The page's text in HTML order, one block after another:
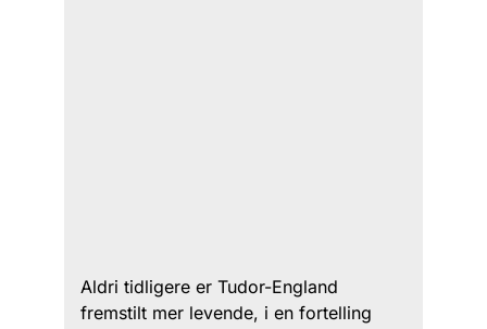
Aldri tidligere er Tudor-England
fremstilt mer levende, i en fortelling